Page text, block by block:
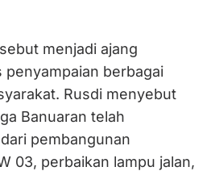
menjadi ajang
penyampaian berbagai
Rusdi menyebut
Banuaran telah
pembangunan
03, perbaikan lampu jalan,